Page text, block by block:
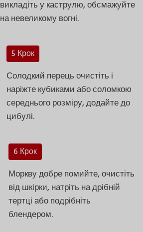
викладіть у каструлю, обсмажуйте
на невеликому вогні.
5 Крок
Солодкий перець очистіть і
наріжте кубиками або соломкою
середнього розміру, додайте до
цибулі.
6 Крок
Моркву добре помийте, очистіть
від шкірки, натріть на дрібній
тертці або подрібніть
блендером.